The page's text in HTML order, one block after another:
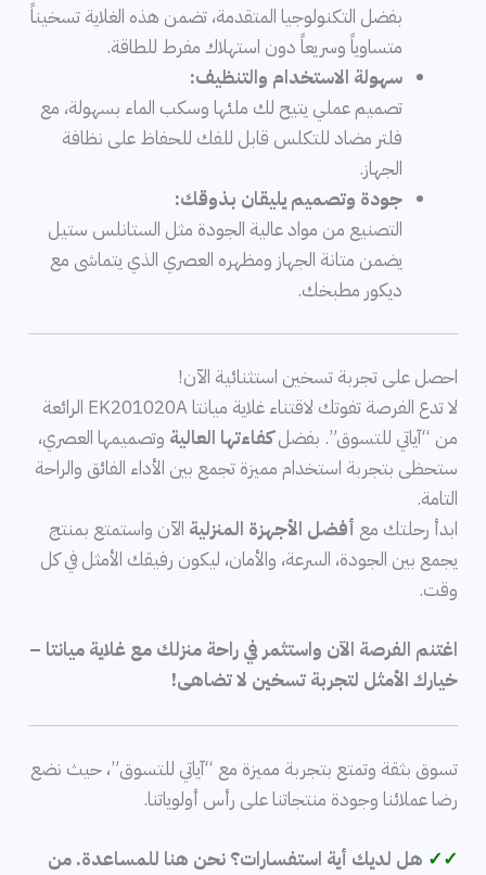
بفضل التكنولوجيا المتقدمة، تضمن هذه الغلاية تسخيناً
متساوياً وسريعاً دون استهلاك مفرط للطاقة.
سهولة الاستخدام والتنظيف:
تصميم عملي يتيح لك ملئها وسكب الماء بسهولة، مع
فلتر مضاد للتكلس قابل للفك للحفاظ على نظافة
الجهاز.
جودة وتصميم يليقان بذوقك:
التصنيع من مواد عالية الجودة مثل الستانلس ستيل
يضمن متانة الجهاز ومظهره العصري الذي يتماشى مع
ديكور مطبخك.
احصل على تجربة تسخين استثنائية الآن!
لا تدع الفرصة تفوتك لاقتناء غلاية ميانتا EK201020A الرائعة
من “آياتي للتسوق”. بفضلكفاءتها العالية وتصميمها العصري،
ستحظى بتجربة استخدام مميزة تجمع بين الأداء الفائق والراحة
التامة.
ابدأ رحلتك مع أفضل الأجهزة المنزلية الآن واستمتع بمنتج
يجمع بين الجودة، السرعة، والأمان، ليكون رفيقك الأمثل في كل
وقت.
اغتنم الفرصة الآن واستثمر في راحة منزلك مع غلاية ميانتا –
خيارك الأمثل لتجربة تسخين لا تضاهى!
تسوق بثقة وتمتع بتجربة مميزة مع “آياتي للتسوق”، حيث نضع
رضا عملائنا وجودة منتجاتنا على رأس أولوياتنا.
✓✓ هل لديك أية استفسارات؟ نحن هنا للمساعدة. من